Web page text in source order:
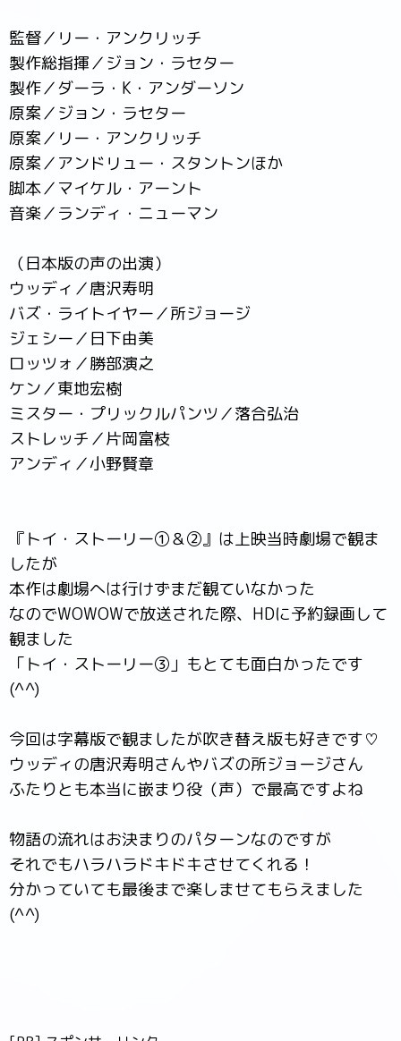
監督／リー・アンクリッチ
製作総指揮／ジョン・ラセター
製作／ダーラ・K・アンダーソン
原案／ジョン・ラセター
原案／リー・アンクリッチ
原案／アンドリュー・スタントンほか
脚本／マイケル・アーント
音楽／ランディ・ニューマン
（日本版の声の出演）
ウッディ／唐沢寿明
バズ・ライトイヤー／所ジョージ
ジェシー／日下由美
ロッツォ／勝部演之
ケン／東地宏樹
ミスター・プリックルパンツ／落合弘治
ストレッチ／片岡富枝
アンディ／小野賢章
『トイ・ストーリー①＆②』は上映当時劇場で観ま
したが
本作は劇場へは行けずまだ観ていなかった
なのでWOWOWで放送された際、HDに予約録画して
観ました
「トイ・ストーリー③」もとても面白かったです
(^^)
今回は字幕版で観ましたが吹き替え版も好きです♡
ウッディの唐沢寿明さんやバズの所ジョージさん
ふたりとも本当に嵌まり役（声）で最高ですよね
物語の流れはお決まりのパターンなのですが
それでもハラハラドキドキさせてくれる！
分かっていても最後まで楽しませてもらえました
(^^)